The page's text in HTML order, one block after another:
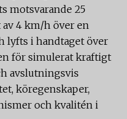
motsvarande 25
4 km/h över en
lyfts i handtaget över
för simulerat kraftigt
avslutningsvis
köregenskaper,
och kvalitén i